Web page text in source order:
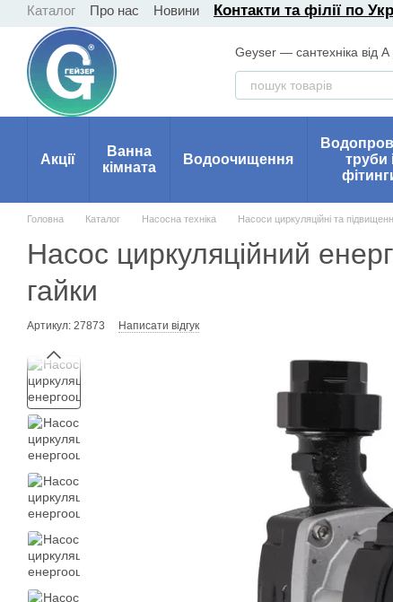
Перейти до основного контенту
Каталог Про нас Новини Контакти та філії по
Geyser — сантехніка від
Акції
Ванна
кімната
Водоочищення
труби
Головна Каталог Насосна техніка Насоси циркуляційні та
Насос циркуляційний
гайки
Артикул: 27873 Написати відгук